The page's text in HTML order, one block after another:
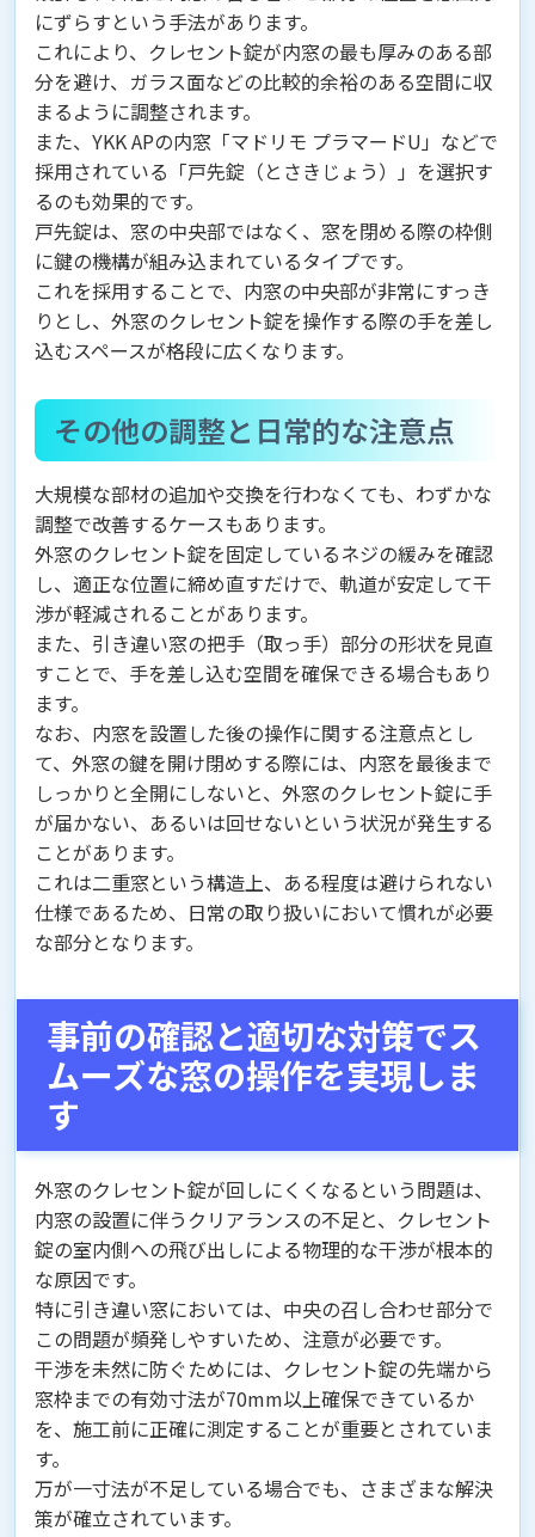
にずらすという手法があります。
これにより、クレセント錠が内窓の最も厚みのある部
分を避け、ガラス面などの比較的余裕のある空間に収
まるように調整されます。
また、YKK APの内窓「マドリモ プラマードU」などで
採用されている「戸先錠（とさきじょう）」を選択す
るのも効果的です。
戸先錠は、窓の中央部ではなく、窓を閉める際の枠側
に鍵の機構が組み込まれているタイプです。
これを採用することで、内窓の中央部が非常にすっき
りとし、外窓のクレセント錠を操作する際の手を差し
込むスペースが格段に広くなります。
その他の調整と日常的な注意点
大規模な部材の追加や交換を行わなくても、わずかな
調整で改善するケースもあります。
外窓のクレセント錠を固定しているネジの緩みを確認
し、適正な位置に締め直すだけで、軌道が安定して干
渉が軽減されることがあります。
また、引き違い窓の把手（取っ手）部分の形状を見直
すことで、手を差し込む空間を確保できる場合もあり
ます。
なお、内窓を設置した後の操作に関する注意点とし
て、外窓の鍵を開け閉めする際には、内窓を最後まで
しっかりと全開にしないと、外窓のクレセント錠に手
が届かない、あるいは回せないという状況が発生する
ことがあります。
これは二重窓という構造上、ある程度は避けられない
仕様であるため、日常の取り扱いにおいて慣れが必要
な部分となります。
事前の確認と適切な対策でス
ムーズな窓の操作を実現しま
す
外窓のクレセント錠が回しにくくなるという問題は、
内窓の設置に伴うクリアランスの不足と、クレセント
錠の室内側への飛び出しによる物理的な干渉が根本的
な原因です。
特に引き違い窓においては、中央の召し合わせ部分で
この問題が頻発しやすいため、注意が必要です。
干渉を未然に防ぐためには、クレセント錠の先端から
窓枠までの有効寸法が70mm以上確保できているか
を、施工前に正確に測定することが重要とされていま
す。
万が一寸法が不足している場合でも、さまざまな解決
策が確立されています。